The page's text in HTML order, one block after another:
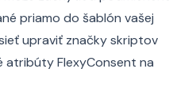
priamo do šablón vašej
upraviť značky skriptov
atribúty FlexyConsent na